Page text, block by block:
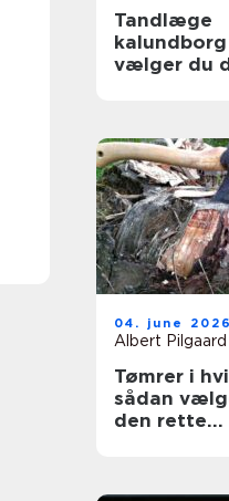
Tandlæge
kalundborg sådan
vælger du
04. june 2026
Albert Pilgaard
Tømrer i
sådan
den rette